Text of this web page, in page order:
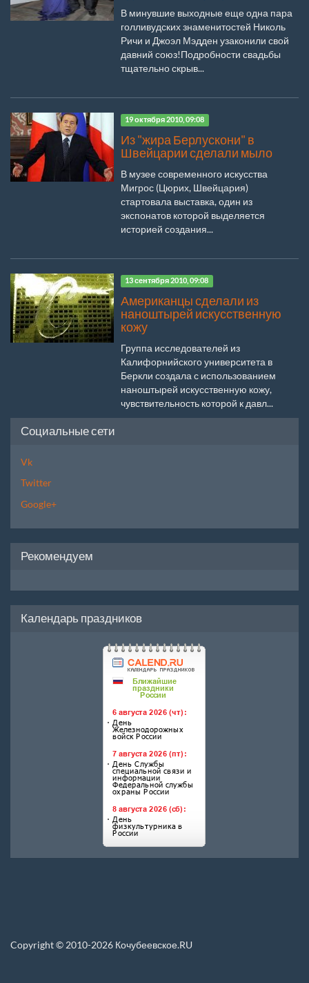
В минувшие выходные еще одна пара
голливудских знаменитостей Николь
Ричи и Джоэл Мэдден узаконили свой
давний союз!Подробности свадьбы
тщательно скрыв...
19 октября 2010, 09:08
Из "жира Берлускони" в
Швейцарии сделали мыло
В музее современного искусства
Мигрос (Цюрих, Швейцария)
стартовала выставка, один из
экспонатов которой выделяется
историей создания...
13 сентября 2010, 09:08
Американцы сделали из
наноштырей искусственную
кожу
Группа исследователей из
Калифорнийского университета в
Беркли создала с использованием
наноштырей искусственную кожу,
чувствительность которой к давл...
Социальные сети
Vk
Twitter
Google+
Рекомендуем
Календарь праздников
Copyright © 2010-2026 Кочубеевское.RU